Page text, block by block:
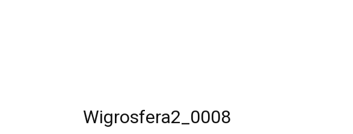
Wigrosfera2_0008